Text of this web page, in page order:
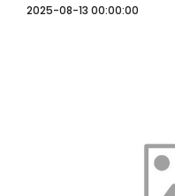
2025-08-13 00:00:00